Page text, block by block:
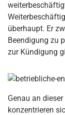
überhaupt. Er
Beendigung zu
zur Kündigung
Genau an
konzentrieren